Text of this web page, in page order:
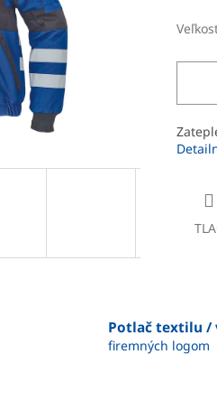
Potlač textilu /
firemných logom